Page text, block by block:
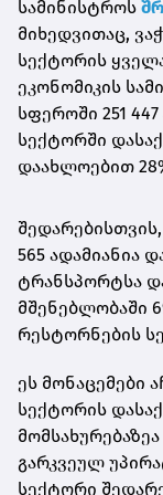
სამინისტროს
მიხედვითაც,
სექტორის
ეკონომიკის
სფეროში 251
სექტორში
დაახლოებით
565 ადამიანია
ტრანსპორტსა
მშენებლობაში
რესტორნების
ეს მონაცემები
სექტორის
გარკვეულ
სექტორი